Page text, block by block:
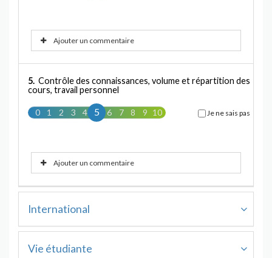
Ajouter un commentaire
5. Contrôle des connaissances, volume et répartition des
cours, travail personnel
5
0 1 2 3 4 5 6 7 8 9 10 Je ne sais pas
Ajouter un commentaire
International
Vie étudiante